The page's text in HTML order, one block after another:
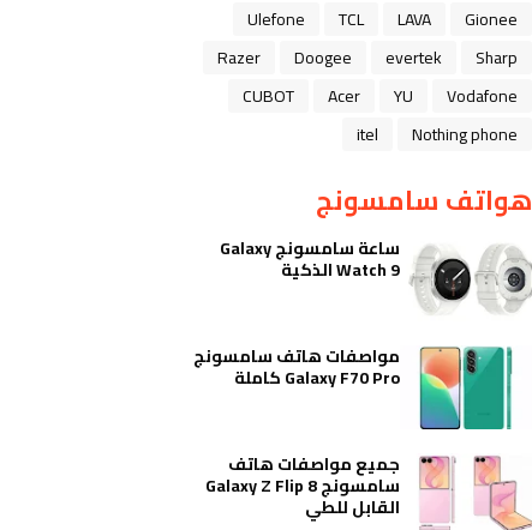
Gionee
LAVA
TCL
Ulefone
Sharp
evertek
Doogee
Razer
Vodafone
YU
Acer
CUBOT
Nothing phone
itel
هواتف سامسونج
ساعة سامسونج Galaxy
Watch 9 الذكية
مواصفات هاتف سامسونج
Galaxy F70 Pro كاملة
جميع مواصفات هاتف
سامسونج Galaxy Z Flip 8
القابل للطي